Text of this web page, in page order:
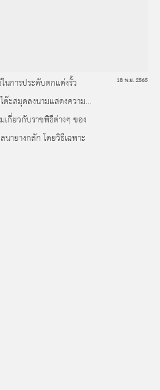
นการประดับตกแต่งรั้ว
ต๊ะสมุดลงนามแสดงความ
กี่ยวกับราชพิธีต่างๆ ของ
ายางกลัก โดยวิธีเฉพาะ
18 พ.ย. 2565